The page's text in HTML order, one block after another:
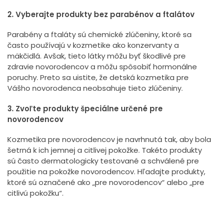
2. Vyberajte produkty bez parabénov a ftalátov
Parabény a ftaláty sú chemické zlúčeniny, ktoré sa
často používajú v kozmetike ako konzervanty a
mäkčidlá. Avšak, tieto látky môžu byť škodlivé pre
zdravie novorodencov a môžu spôsobiť hormonálne
poruchy. Preto sa uistite, že detská kozmetika pre
Vášho novorodenca neobsahuje tieto zlúčeniny.
3. Zvoľte produkty špeciálne určené pre
novorodencov
Kozmetika pre novorodencov je navrhnutá tak, aby bola
šetrná k ich jemnej a citlivej pokožke. Takéto produkty
sú často dermatologicky testované a schválené pre
použitie na pokožke novorodencov. Hľadajte produkty,
ktoré sú označené ako „pre novorodencov“ alebo „pre
citlivú pokožku“.